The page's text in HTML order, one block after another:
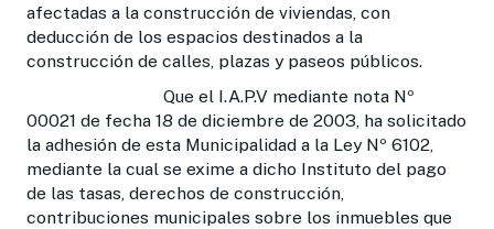
afectadas a la construcción de viviendas, con
deducción de los espacios destinados a la
construcción de calles, plazas y paseos públicos.
Que el I.A.P.V mediante nota Nº
00021 de fecha 18 de diciembre de 2003, ha solicitado
la adhesión de esta Municipalidad a la Ley Nº 6102,
mediante la cual se exime a dicho Instituto del pago
de las tasas, derechos de construcción,
contribuciones municipales sobre los inmuebles que